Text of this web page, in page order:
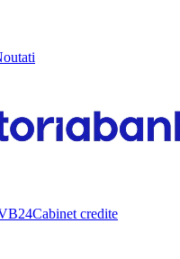
Cabinet credite